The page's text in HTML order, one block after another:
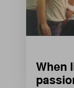
When